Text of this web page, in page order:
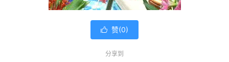
 赞(0)
分享到